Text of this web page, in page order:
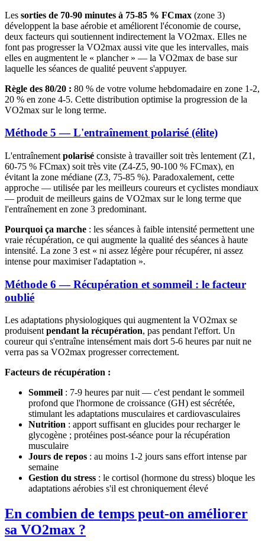
Les sorties de 70-90 minutes à 75-85 % FCmax (zone 3)
développent la base aérobie et améliorent l'économie de course,
deux facteurs qui soutiennent indirectement la VO2max. Elles ne
font pas progresser la VO2max aussi vite que les intervalles, mais
elles en augmentent le « plancher » — la VO2max de base sur
laquelle les séances de qualité peuvent s'appuyer.
Règle des 80/20 : 80 % de votre volume hebdomadaire en zone 1-2,
20 % en zone 4-5. Cette distribution optimise la progression de la
VO2max sur le long terme.
Méthode 5 — L'entraînement polarisé (élite)
L'entraînement polarisé consiste à travailler soit très lentement (Z1,
60-75 % FCmax) soit très vite (Z4-Z5, 90-100 % FCmax), en
évitant la zone médiane (Z3, 75-85 %). Paradoxalement, cette
approche — utilisée par les meilleurs coureurs et cyclistes mondiaux
— produit de meilleurs gains de VO2max sur le long terme que
l'entraînement en zone 3 predominant.
Pourquoi ça marche : les séances à faible intensité permettent une
vraie récupération, ce qui augmente la qualité des séances à haute
intensité. La zone 3 est « ni assez légère pour récupérer, ni assez
intense pour maximiser l'adaptation ».
Méthode 6 — Récupération et sommeil : le facteur
oublié
Les adaptations physiologiques qui augmentent la VO2max se
produisentpendant la récupération, pas pendant l'effort. Un
coureur qui s'entraîne intensément mais dort 5-6 heures par nuit ne
verra pas sa VO2max progresser correctement.
Facteurs de récupération :
Sommeil : 7-9 heures par nuit — c'est pendant le sommeil
profond que l'hormone de croissance (GH) est sécrétée,
stimulant les adaptations musculaires et cardiovasculaires
Nutrition : apport suffisant en glucides pour recharger le
glycogène ; protéines post-séance pour la récupération
musculaire
Jours de repos : au moins 1-2 jours sans effort intense par
semaine
Gestion du stress : le cortisol (hormone du stress) bloque les
adaptations aérobies s'il est chroniquement élevé
En combien de temps peut-on améliorer
sa VO2max ?